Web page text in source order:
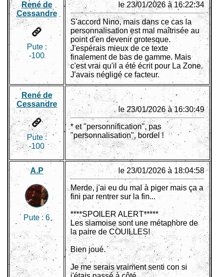
René de
Cessandre
Pute :
-100
le 23/01/2026 à 16:22:34
S'accord Nino, mais dans ce cas la
personnalisation est mal maîtrisée au
point d'en devenir grotesque.
J'espérais mieux de ce texte
finalement de bas de gamme. Mais
c'est vrai qu'il a été écrit pour La Zone.
J'avais négligé ce facteur.
René de
Cessandre
Pute :
-100
le 23/01/2026 à 16:30:49
* et "personnification", pas
"personnalisation", bordel !
A.P
Pute :6
le 23/01/2026 à 18:04:58
Merde, j'ai eu du mal à piger mais ça a
fini par rentrer sur la fin...
****SPOILER ALERT*****
Les siamoise sont une métaphore de
la paire de COUILLES!
Bien joué.
Je me serais vraiment senti con si